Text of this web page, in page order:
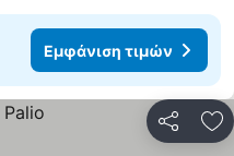
Εμφάνιση τιμών